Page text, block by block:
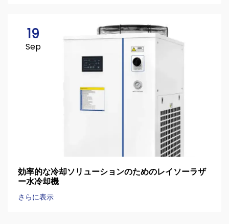
19
Sep
効率的な冷却ソリューションのためのレイソーラザ
ー水冷却機
さらに表示